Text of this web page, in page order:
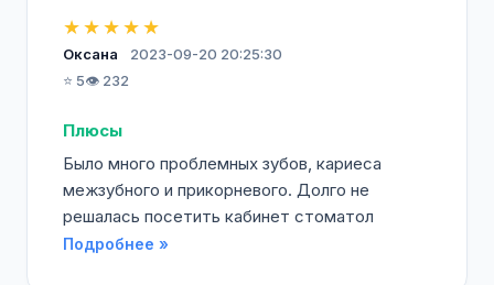
★★★★★
Оксана
2023-09-20 20:25:30
⭐ 5👁️ 232
Плюсы
Было много проблемных зубов, кариеса
межзубного и прикорневого. Долго не
решалась посетить кабинет стоматол
Подробнее »